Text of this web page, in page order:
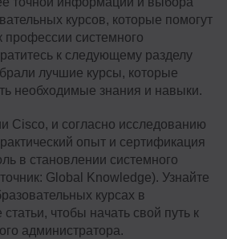
курсов, которые помогут
профессии системного
к следующему разделу
лучшие курсы, которые
необходимые знания и навыки.
Cisco, и согласно исследованию
опыт и сертификация
в становлении системного
Global Knowledge). Узнайте
курсах в
чтобы начать свой путь к
администратора.